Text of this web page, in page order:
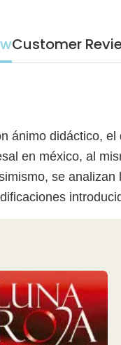
Customer
ánimo didáctico,
en méxico, al
se